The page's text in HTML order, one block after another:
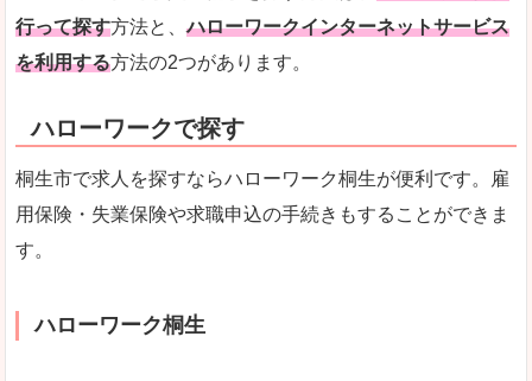
行って探す方法と、ハローワークインターネットサービス
を利用する方法の2つがあります。
ハローワークで探す
桐生市で求人を探すならハローワーク桐生が便利です。雇
用保険・失業保険や求職申込の手続きもすることができま
す。
ハローワーク桐生